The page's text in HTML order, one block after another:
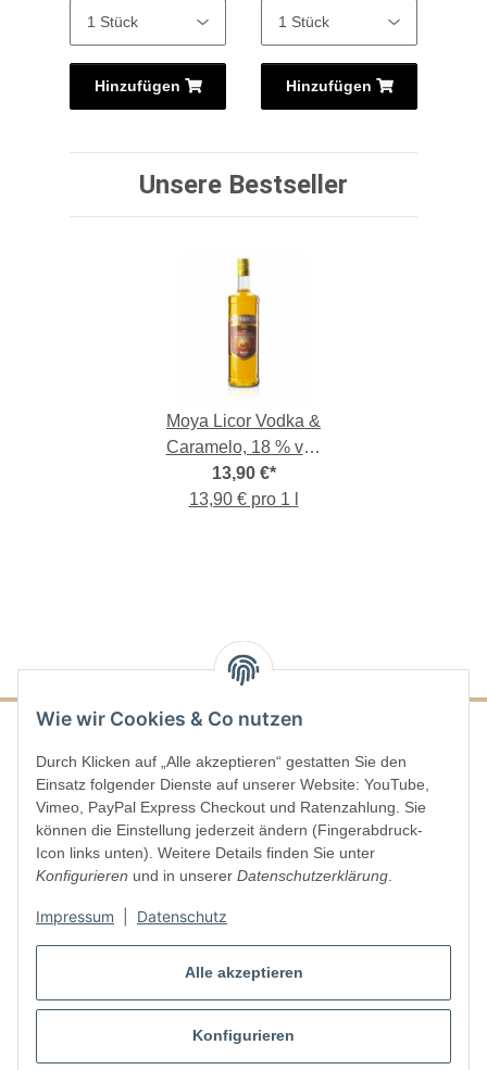
Alle akzeptieren
Konfigurieren
Wie wir Cookies & Co nutzen
Durch Klicken auf „Alle akzeptieren“ gestatten Sie den
Einsatz folgender Dienste auf unserer Website: YouTube,
Vimeo, PayPal Express Checkout und Ratenzahlung. Sie
können die Einstellung jederzeit ändern (Fingerabdruck-
Icon links unten). Weitere Details finden Sie unter
Konfigurieren und in unserer Datenschutzerklärung.
Impressum Datenschutz
Hinzufügen Hinzufügen
Unsere Bestseller
Moya Licor Vodka &
Caramelo, 18 % vol,
1,-l-Flasche
13,90 €*
13,90 € pro 1 l
Informationen
Gesetzliche Informationen
Vertrag widerrufen
* Alle Preise inkl. gesetzlicher USt., zzgl.